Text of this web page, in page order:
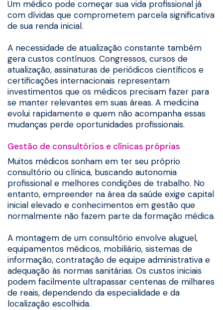
Um médico pode começar sua vida profissional já
com dívidas que comprometem parcela significativa
de sua renda inicial.
A necessidade de atualização constante também
gera custos contínuos. Congressos, cursos de
atualização, assinaturas de periódicos científicos e
certificações internacionais representam
investimentos que os médicos precisam fazer para
se manter relevantes em suas áreas. A medicina
evolui rapidamente e quem não acompanha essas
mudanças perde oportunidades profissionais.
Gestão de consultórios e clínicas próprias
Muitos médicos sonham em ter seu próprio
consultório ou clínica, buscando autonomia
profissional e melhores condições de trabalho. No
entanto, empreender na área da saúde exige capital
inicial elevado e conhecimentos em gestão que
normalmente não fazem parte da formação médica.
A montagem de um consultório envolve aluguel,
equipamentos médicos, mobiliário, sistemas de
informação, contratação de equipe administrativa e
adequação às normas sanitárias. Os custos iniciais
podem facilmente ultrapassar centenas de milhares
de reais, dependendo da especialidade e da
localização escolhida.